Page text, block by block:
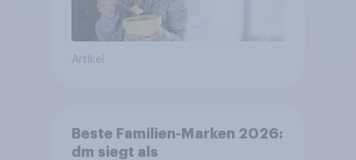
Artikel
Beste Familien-Marken 2026:
dm siegt als